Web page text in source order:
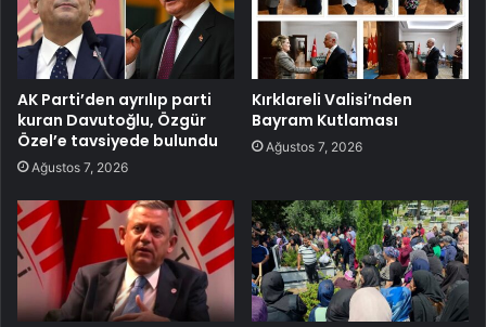
AK Parti’den ayrılıp parti
kuran Davutoğlu, Özgür
Özel’e tavsiyede bulundu
Ağustos 7, 2026
Kırklareli Valisi’nden
Bayram Kutlaması
Ağustos 7, 2026